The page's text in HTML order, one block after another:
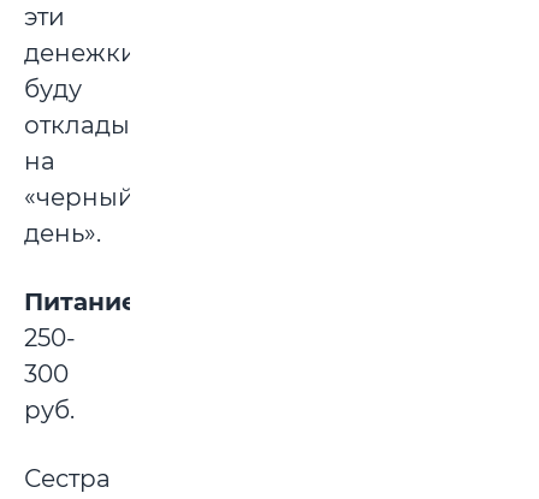
эти
денежки
буду
откладывать
на
«черный
день».
Питание:
250-
300
руб.
Сестра